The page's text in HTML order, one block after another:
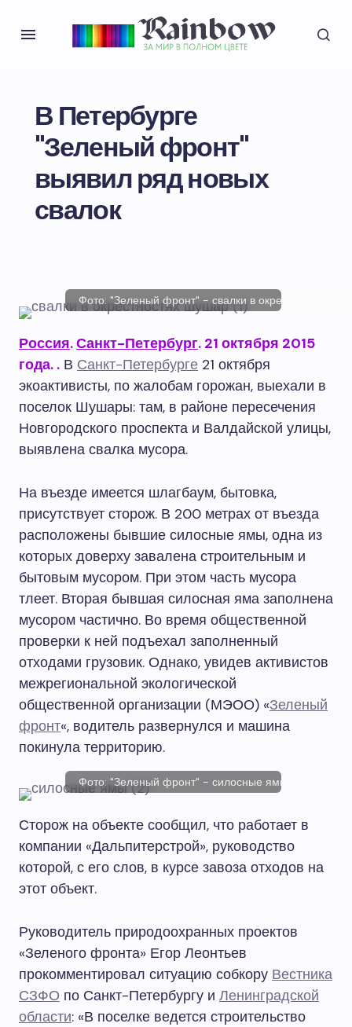
В Петербурге
"Зеленый фронт"
выявил ряд новых
свалок
Фото: "Зеленый фронт" - свалки в окрестности
Россия.Санкт-Петербург. 21 октября 2015
года. . В Санкт-Петербурге 21 октября
экоактивисты, по жалобам горожан, выехали в
поселок Шушары: там, в районе пересечения
Новгородского проспекта и Валдайской улицы,
выявлена свалка мусора.
На въезде имеется шлагбаум, бытовка,
присутствует сторож. В 200 метрах от въезда
расположены бывшие силосные ямы, одна из
которых доверху завалена строительным и
бытовым мусором. При этом часть мусора
тлеет. Вторая бывшая силосная яма заполнена
мусором частично. Во время общественной
проверки к ней подъехал заполненный
отходами грузовик. Однако, увидев активистов
межрегиональной экологической
общественной организации (МЭОО) «Зеленый
фронт«, водитель развернулся и машина
покинула территорию.
Фото: "Зеленый фронт" - силосные ямы.
Сторож на объекте сообщил, что работает в
компании «Дальпитерстрой», руководство
которой, с его слов, в курсе завоза отходов на
этот объект.
Руководитель природоохранных проектов
«Зеленого фронта» Егор Леонтьев
прокомментировал ситуацию собкору Вестника
СЗФО по Санкт-Петербургу и Ленинградской
области: «В поселке ведется строительство